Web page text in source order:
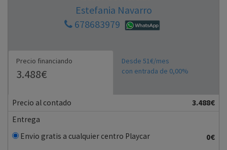
Estefania Navarro
678683979
Precio financiando
3.488€
Desde 51€/mes
con entrada de 0,00%
Precio al contado
3.488€
Entrega
Envio gratis a cualquier centro Playcar
0€